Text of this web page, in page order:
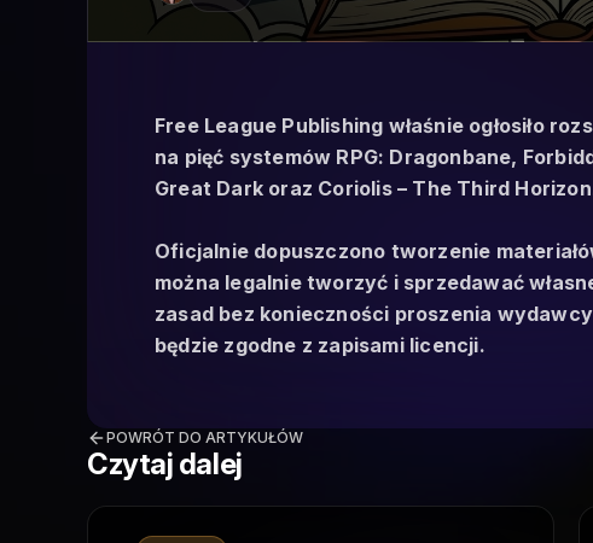
Free League Publishing właśnie ogłosiło
na pięć systemów RPG: Dragonbane,
Great Dark oraz Coriolis – The Third
Oficjalnie dopuszczono tworzenie
można legalnie tworzyć i sprzedawać
zasad bez konieczności proszenia
będzie zgodne z zapisami licencji.
POWRÓT DO ARTYKUŁÓW
Czytaj dalej